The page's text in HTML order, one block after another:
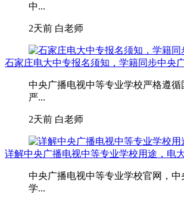
中...
2天前 白老师
石家庄电大中专报名须知，学籍同步中央
中央广播电视中等专业学校严格遵
严...
2天前 白老师
详解中央广播电视中等专业学校用途，电
中央广播电视中等专业学校官网，
学...